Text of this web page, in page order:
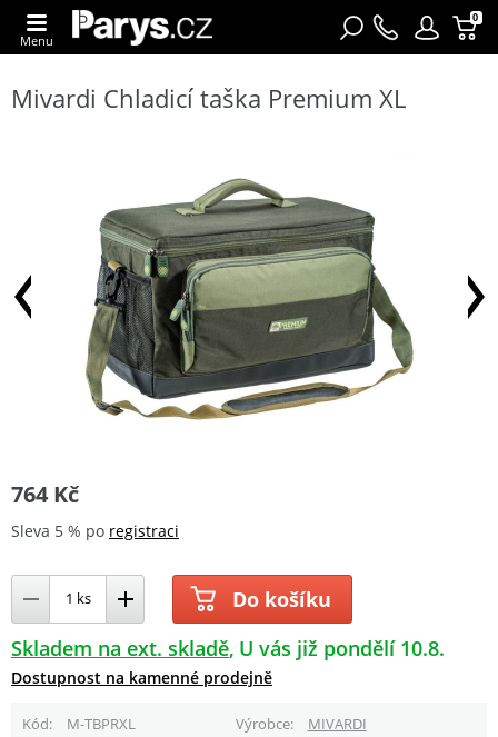
0
Menu
Mivardi Chladicí taška Premium XL
764 Kč
Sleva 5 % po registraci
Do košíku
Skladem na ext. skladě U vás již pondělí 10.8.
Dostupnost na kamenné prodejně
Kód M-TBPRXL Výrobce MIVARDI